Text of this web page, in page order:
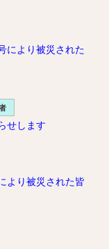
により被災された
せします
より被災された皆